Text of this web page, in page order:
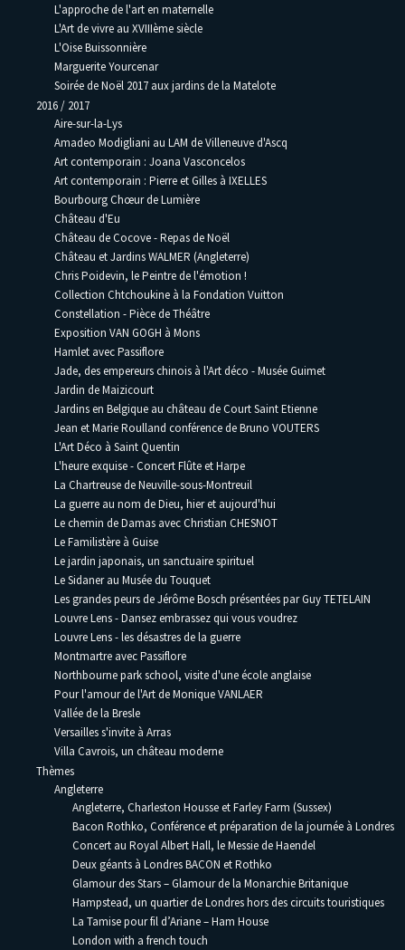
L'approche de l'art en maternelle
L'Art de vivre au XVIIIème siècle
L'Oise Buissonnière
Marguerite Yourcenar
Soirée de Noël 2017 aux jardins de la Matelote
2016 / 2017
Aire-sur-la-Lys
Amadeo Modigliani au LAM de Villeneuve d'Ascq
Art contemporain : Joana Vasconcelos
Art contemporain : Pierre et Gilles à IXELLES
Bourbourg Chœur de Lumière
Château d'Eu
Château de Cocove - Repas de Noël
Château et Jardins WALMER (Angleterre)
Chris Poidevin, le Peintre de l'émotion !
Collection Chtchoukine à la Fondation Vuitton
Constellation - Pièce de Théâtre
Exposition VAN GOGH à Mons
Hamlet avec Passiflore
Jade, des empereurs chinois à l'Art déco - Musée Guimet
Jardin de Maizicourt
Jardins en Belgique au château de Court Saint Etienne
Jean et Marie Roulland conférence de Bruno VOUTERS
L'Art Déco à Saint Quentin
L'heure exquise - Concert Flûte et Harpe
La Chartreuse de Neuville-sous-Montreuil
La guerre au nom de Dieu, hier et aujourd'hui
Le chemin de Damas avec Christian CHESNOT
Le Familistère à Guise
Le jardin japonais, un sanctuaire spirituel
Le Sidaner au Musée du Touquet
Les grandes peurs de Jérôme Bosch présentées par Guy TETELAIN
Louvre Lens - Dansez embrassez qui vous voudrez
Louvre Lens - les désastres de la guerre
Montmartre avec Passiflore
Northbourne park school, visite d'une école anglaise
Pour l'amour de l'Art de Monique VANLAER
Vallée de la Bresle
Versailles s'invite à Arras
Villa Cavrois, un château moderne
Thèmes
Angleterre
Angleterre, Charleston Housse et Farley Farm (Sussex)
Bacon Rothko, Conférence et préparation de la journée à Londres
Concert au Royal Albert Hall, le Messie de Haendel
Deux géants à Londres BACON et Rothko
Glamour des Stars – Glamour de la Monarchie Britanique
Hampstead, un quartier de Londres hors des circuits touristiques
La Tamise pour fil d’Ariane – Ham House
London with a french touch